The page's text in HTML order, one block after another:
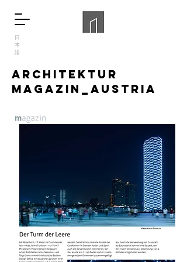
日
本
語
Architektur
magazin_Austria